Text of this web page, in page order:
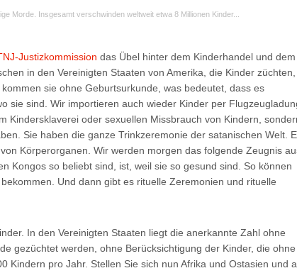
Morde. Insgesamt verschwinden weltweit etwa 8 Millionen Kinder...
Justizkommission das Übel hinter dem Kinderhandel und dem
in den Vereinigten Staaten von Amerika, die Kinder züchten,
sie ohne Geburtsurkunde, was bedeutet, dass es
sie sind. Wir importieren auch wieder Kinder per
Kindersklaverei oder sexuellen Missbrauch von Kindern,
Sie haben die ganze Trinkzeremonie der satanischen Welt.
Körperorganen. Wir werden morgen das folgende Zeugnis
Kongos so beliebt sind, ist, weil sie so gesund sind. So können
Und dann gibt es rituelle Zeremonien und rituelle
In den Vereinigten Staaten liegt die anerkannte Zahl ohne
gezüchtet werden, ohne Berücksichtigung der Kinder, die ohne
Kindern pro Jahr. Stellen Sie sich nun Afrika und Ostasien und